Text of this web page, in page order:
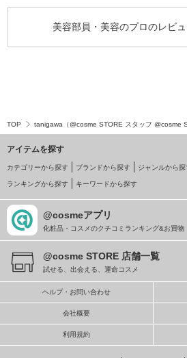
美容部員・美容のプロのレビ
TOP tanigawa（@cosme STORE スタッフ @cosme
アイテムを探す
カテゴリーから探す ブランドから探す ジャンルから探
ランキングから探す キーワードから探す
@cosmeアプリ
化粧品・コスメのクチコミランキング&お買物
@cosme STORE 店舗一覧
試せる、出会える、運命コスメ
ヘルプ・お問い合わせ
会社概要
利用規約